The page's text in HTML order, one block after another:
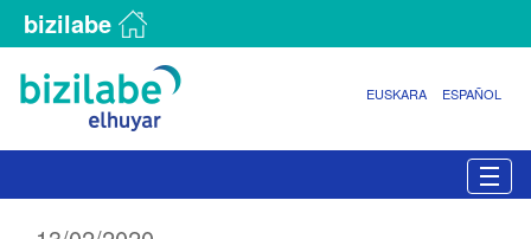
bizilabe
EUSKARA ESPAÑOL